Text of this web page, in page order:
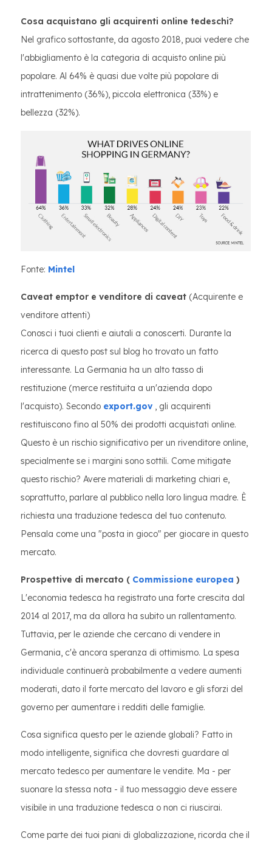
Cosa acquistano gli acquirenti online tedeschi?
Nel grafico sottostante, da agosto 2018, puoi vedere che
l'abbigliamento è la categoria di acquisto online più
popolare. Al 64% è quasi due volte più popolare di
intrattenimento (36%), piccola elettronica (33%) e
bellezza (32%).
Fonte: Mintel
Caveat emptor e venditore di caveat (Acquirente e
venditore attenti)
Conosci i tuoi clienti e aiutali a conoscerti. Durante la
ricerca di questo post sul blog ho trovato un fatto
interessante. La Germania ha un alto tasso di
restituzione (merce restituita a un'azienda dopo
l'acquisto). Secondo export.gov , gli acquirenti
restituiscono fino al 50% dei prodotti acquistati online.
Questo è un rischio significativo per un rivenditore online,
specialmente se i margini sono sottili. Come mitigate
questo rischio? Avere materiali di marketing chiari e,
soprattutto, parlare al pubblico nella loro lingua madre. È
richiesta una traduzione tedesca del tuo contenuto.
Pensala come una "posta in gioco" per giocare in questo
mercato.
Prospettive di mercato ( Commissione europea )
L'economia tedesca ha registrato una forte crescita dal
2014 al 2017, ma da allora ha subito un rallentamento.
Tuttavia, per le aziende che cercano di vendere in
Germania, c'è ancora speranza di ottimismo. La spesa
individuale continuerà probabilmente a vedere aumenti
moderati, dato il forte mercato del lavoro e gli sforzi del
governo per aumentare i redditi delle famiglie.
Cosa significa questo per le aziende globali? Fatto in
modo intelligente, significa che dovresti guardare al
mercato tedesco per aumentare le vendite. Ma - per
suonare la stessa nota - il tuo messaggio deve essere
visibile in una traduzione tedesca o non ci riuscirai.
Come parte dei tuoi piani di globalizzazione, ricorda che il